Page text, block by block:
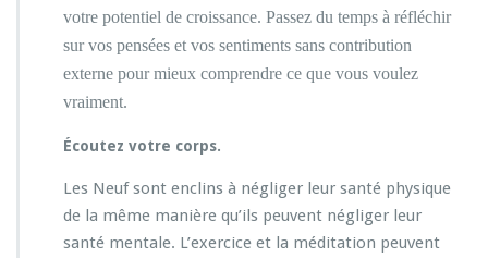
votre potentiel de croissance. Passez du temps à réfléchir
sur vos pensées et vos sentiments sans contribution
externe pour mieux comprendre ce que vous voulez
vraiment.
Écoutez votre corps.
Les Neuf sont enclins à négliger leur santé physique
de la même manière qu’ils peuvent négliger leur
santé mentale. L’exercice et la méditation peuvent